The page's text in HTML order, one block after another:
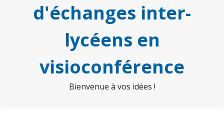
d'échanges inter-
lycéens en
visioconférence
Bienvenue à vos idées !